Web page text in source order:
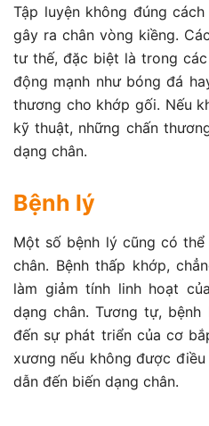
Tập luyện không đúng
gây ra chân vòng kiềng.
tư thế, đặc biệt là trong
động mạnh như bóng đá
thương cho khớp gối. Nếu
kỹ thuật, những chấn
dạng chân.
Bệnh lý
Một số bệnh lý cũng có
chân. Bệnh thấp khớp,
làm giảm tính linh hoạt
dạng chân. Tương tự,
đến sự phát triển của cơ
xương nếu không được
dẫn đến biến dạng chân.